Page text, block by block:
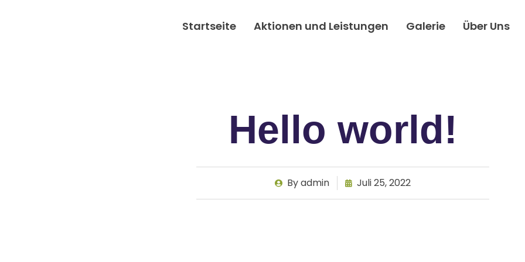
Startseite Aktionen und Leistungen Galerie Über Uns
Hello world!
Byadmin Juli 25, 2022